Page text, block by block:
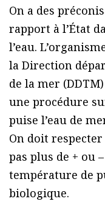
On a des
rapport à l’État
l’eau.
la Direction
de la mer
une procédure
puise l’eau de
On doit
pas plus de + ou
température de
biologique.